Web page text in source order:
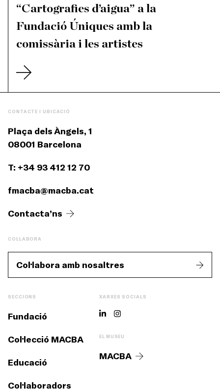
“Cartografies d’aigua” a la
Fundació Úniques amb la
comissària i les artistes
CONTACTE I UBICACIÓ
Plaça dels Àngels, 1
08001 Barcelona
T: +34 93 412 12 70
fmacba@macba.cat
Contacta’ns
COL·LABORA
Col·labora amb nosaltres
SECCIONS
Fundació
Col·lecció MACBA
Educació
Col·laboradors
XARXES SOCIALS
EL MUSEU
MACBA